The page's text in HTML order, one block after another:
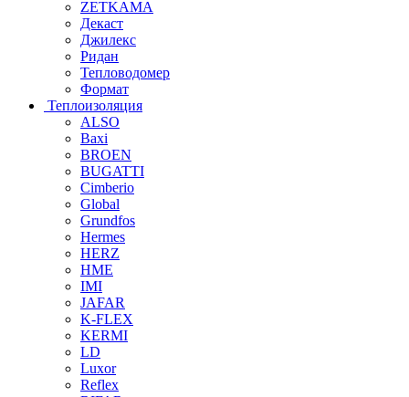
ZETKAMA
Декаст
Джилекс
Ридан
Тепловодомер
Формат
Теплоизоляция
ALSO
Baxi
BROEN
BUGATTI
Cimberio
Global
Grundfos
Hermes
HERZ
HME
IMI
JAFAR
K-FLEX
KERMI
LD
Luxor
Reflex